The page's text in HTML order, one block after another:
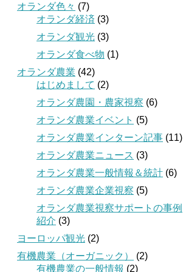
オランダ色々 (7)
オランダ経済 (3)
オランダ観光 (3)
オランダ食べ物 (1)
オランダ農業 (42)
はじめまして (2)
オランダ農園・農家視察 (6)
オランダ農業イベント (5)
オランダ農業インターン記事 (11)
オランダ農業ニュース (3)
オランダ農業一般情報＆統計 (6)
オランダ農業企業視察 (5)
オランダ農業視察サポートの事例
紹介 (3)
ヨーロッパ観光 (2)
有機農業（オーガニック）
(2)
有機農業の一般情報 (2)